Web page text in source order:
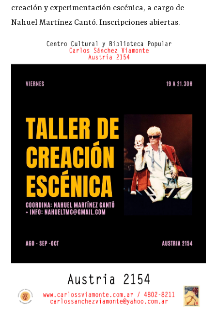
creación y experimentación escénica, a cargo de
Nahuel Martínez Cantó. Inscripciones abiertas.